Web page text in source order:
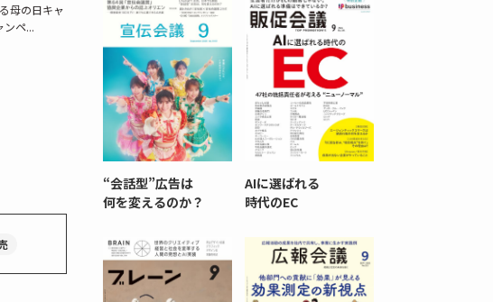
母の日キャ
ンペ...
“会話型”広告は
何を変えるのか？
AIに選ばれる
時代のEC